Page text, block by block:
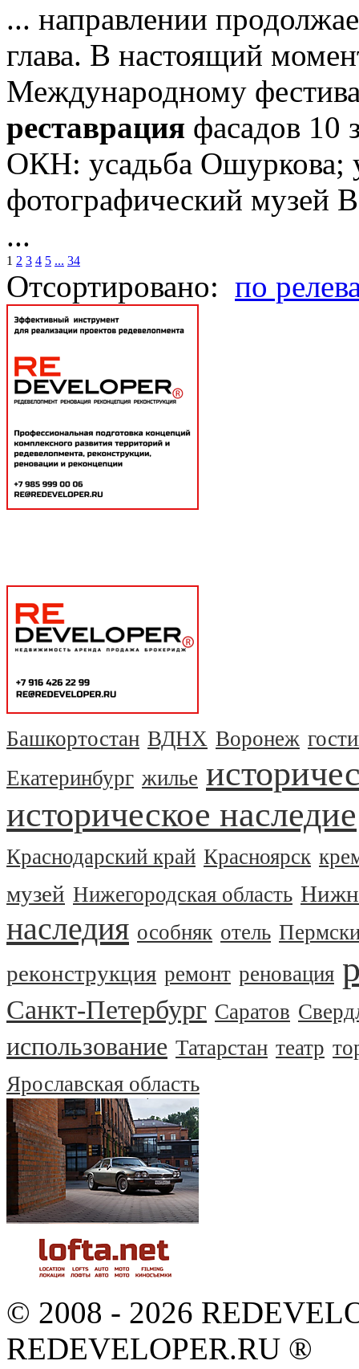
... направлении
глава. В настоящий
Международному
реставрация фасадов 10
ОКН: усадьба Ошуркова;
фотографический музей
...
1 2 3 4 5 ... 34
Отсортировано: по
Башкортостан ВДНХ Воронеж
Екатеринбург жилье
историческое наследие
Краснодарский край Красноярск
музей Нижегородская область
наследия особняк отель
реконструкция ремонт реновация
Санкт-Петербург Саратов
использование Татарстан театр
Ярославская область
© 2008 - 2026
REDEVELOPER.RU ®